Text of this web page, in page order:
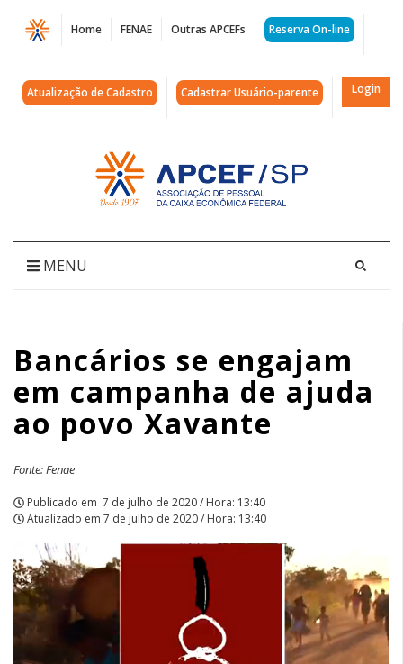
Página
Bancários
se
campanha
ajuda
Xavante
|
APCEF/SP
Home FENAE Outras APCEFs Reserva On-line
Atualização de Cadastro Cadastrar Usuário-parente Login
Acessar
página
inicial
MENU
Bancários se engajam
em campanha de ajuda
ao povo Xavante
Fonte: Fenae
Publicado em 7 de julho de 2020 / Hora: 13:40
Atualizado em 7 de julho de 2020 / Hora: 13:40